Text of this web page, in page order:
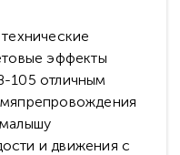
эффекты
105 отличным
и движения с